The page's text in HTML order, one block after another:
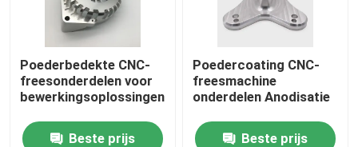
Poederbedekte CNC-
freesonderdelen voor
bewerkingsoplossingen
Beste prijs
Poedercoating CNC-
freesmachine
onderdelen Anodisatie
Beste prijs